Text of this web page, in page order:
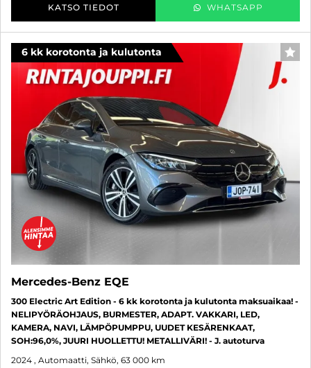
KATSO TIEDOT WHATSAPP
6 kk korotonta ja kulutonta
Mercedes-Benz EQE
300 Electric Art Edition - 6 kk korotonta ja kulutonta maksuaikaa! -
NELIPYÖRÄOHJAUS, BURMESTER, ADAPT. VAKKARI, LED,
KAMERA, NAVI, LÄMPÖPUMPPU, UUDET KESÄRENKAAT,
SOH:96,0%, JUURI HUOLLETTU! METALLIVÄRI! - J. autoturva
2024 , Automaatti, Sähkö, 63 000 km